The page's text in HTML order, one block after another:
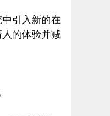
引入新的在
的体验并减